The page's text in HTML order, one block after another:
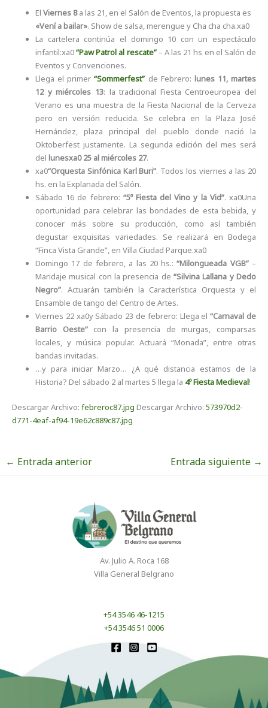
ElViernes 8a las 21, en el Salón de Eventos, la propuesta es
«Vení a bailar». Show de salsa, merengue y Cha cha cha.xa0
La cartelera continúa el domingo 10 con un espectáculo
infantil:xa0“Paw Patrol al rescate”– A las 21 hs en el Salón de
Eventos y Convenciones.
Llega el primer“Sommerfest” de Febrero: lunes 11, martes
12 y miércoles 13: la tradicional Fiesta Centroeuropea del
Verano es una muestra de la Fiesta Nacional de la Cerveza
pero en versión reducida. Se celebra en la Plaza José
Hernández, plaza principal del pueblo donde nació la
Oktoberfest justamente. La segunda edición del mes será
del lunesxa0 25 al miércoles 27.
xa0“Orquesta Sinfónica Karl Buri”. Todos los viernes a las 20
hs. en la Explanada del Salón.
Sábado 16 de febrero: “5º Fiesta del Vino y la Vid”. xa0Una
oportunidad para celebrar las bondades de esta bebida, y
conocer más sobre su producción, como así también
degustar exquisitas variedades. Se realizará en Bodega
“Finca Vista Grande”, en Villa Ciudad Parque.xa0
Domingo 17 de febrero, a las 20 hs.:“Milongueada VGB”–
Maridaje musical con la presencia de “Silvina Lallana y Dedo
Negro”. Actuarán también la Característica Orquesta y el
Ensamble de tango del Centro de Artes.
Viernes 22 xa0y Sábado 23 de febrero: Llega el“Carnaval de
Barrio Oeste”con la presencia de murgas, comparsas
locales, y música popular. Actuará “Monada”, entre otras
bandas invitadas.
…y para iniciar Marzo… ¿A qué distancia estamos de la
Historia? Del sábado 2 al martes 5 llega la 4º Fiesta Medieval!
Descargar Archivo:febreroc87.jpg Descargar Archivo:573970d2-
d771-4eaf-af94-19e62c889c87.jpg
← Entrada anterior Entrada siguiente →
Av. Julio A. Roca 168
Villa General Belgrano
+54 3546 46-1215
+54 3546 51 0006